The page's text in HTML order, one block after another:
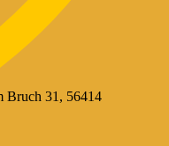
Bruch 31, 56414